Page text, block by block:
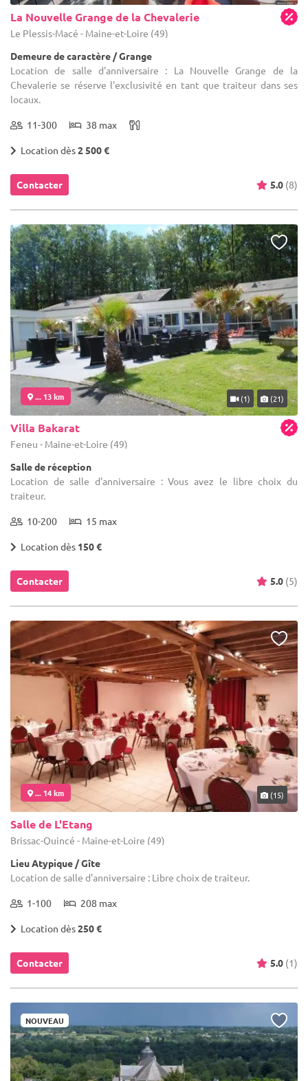
La Nouvelle Grange de la Chevalerie
Le Plessis-Macé - Maine-et-Loire (49)
Demeure de caractère / Grange
Location de salle d'anniversaire : La Nouvelle Grange de la
Chevalerie se réserve l'exclusivité en tant que traiteur dans ses
locaux.
11-300 38 max
Location dès2 500 €
Contacter 5.0 (8)
... 13 km (1) (21)
Villa Bakarat
Feneu - Maine-et-Loire (49)
Salle de réception
Location de salle d'anniversaire : Vous avez le libre choix du
traiteur.
10-200 15 max
Location dès 150 €
Contacter 5.0 (5)
... 14 km (15)
Salle de L'Etang
Brissac-Quincé - Maine-et-Loire (49)
Lieu Atypique / Gîte
Location de salle d'anniversaire : Libre choix de traiteur.
1-100 208 max
Location dès250 €
Contacter 5.0 (1)
NOUVEAU